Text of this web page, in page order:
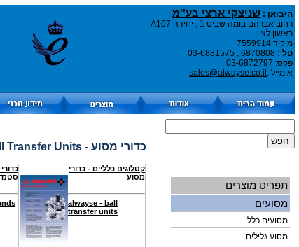
היבואן : שניצקי ארצי בע''מ
רחוב אברהם בומה שביט 1 , יחידה A107
ראשון לציון
מיקוד 7559914
טל :
פקס: 03-6872797
אימייל : sales@alwayse.co.il
תפריט מוצרים
מסועים
מסועים כללי
מסוע גלילים
כדורי מסוע - Ball Transfer Units
קטלוגים כלליים - כדורי
מסוע
alwayse - ball
transfer units